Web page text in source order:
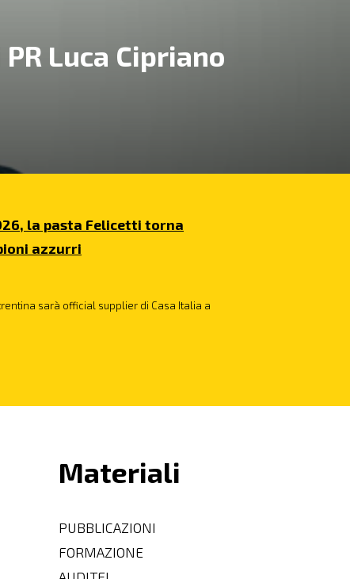
Luca Cipriano
la pasta Felicetti torna
azzurri
sarà official supplier di Casa Italia a
Materiali
PUBBLICAZIONI
FORMAZIONE